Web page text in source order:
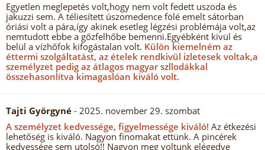
Egyetlen meglepetés volt,hogy nem volt fedett uszoda és
jakuzzi sem. A téliesített úszomedence fölé emelt sátorban
óriási volt a pára,így akinek esetleg légzési problémája volt,az
nemtudott ebbe a gőzfelhőbe bemenni.Egyébként kivül és
belül a vízhőfok kifogástalan volt. Külön kiemelném az
éttermi szolgáltatást, az ételek rendkivül izletesek voltak,a
személyzet pedig az átlagos magyar szllodákkal
összehasonlítva kimagaslóan kiváló volt.
Tajti Györgyné - 2025. november 29. szombat
A személyzet kedvessége, figyelmessége kiváló! Az étkezési
lehetőség is kiváló. Nagyon finomakat ettünk. A pincérek
kedvessége sem utolsó!! Nagyon meg voltunk elégedve